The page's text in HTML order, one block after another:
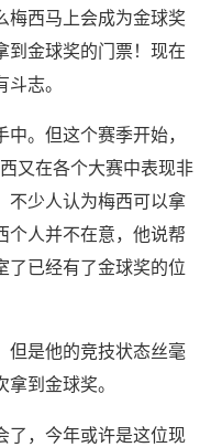
梅西马上会成为金球奖
到金球奖的门票！现在
志。
中。但这个赛季开始，
又在各个大赛中表现非
不少人认为梅西可以拿
个人并不在意，他说帮
了已经有了金球奖的位
但是他的竞技状态丝毫
到金球奖。
了，今年或许是这位现